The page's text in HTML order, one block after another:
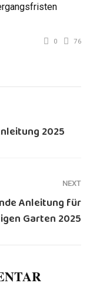
0 76
2025
NEXT
Anleitung für
Garten 2025